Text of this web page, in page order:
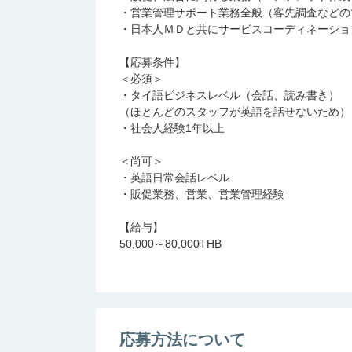
・営業管理サポート業務全般（客先調査など
・日本人ＭＤと共にサービスコーディネーシ
【応募条件】
＜必須＞
・タイ語ビジネスレベル（会話、読み書き）
（ほとんどのスタッフが英語を話せないため）
・社会人経験1年以上
＜尚可＞
・英語日常会話レベル
・販促業務、営業、営業管理経験
【給与】
50,000～80,000THB
応募方法について